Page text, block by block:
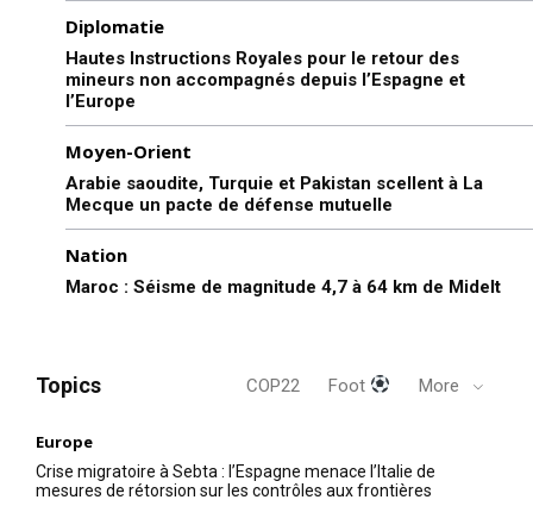
Diplomatie
Hautes Instructions Royales pour le retour des
mineurs non accompagnés depuis l’Espagne et
l’Europe
Moyen-Orient
Arabie saoudite, Turquie et Pakistan scellent à La
Mecque un pacte de défense mutuelle
Nation
Maroc : Séisme de magnitude 4,7 à 64 km de Midelt
Topics COP22 Foot More
Europe
Crise migratoire à Sebta : l’Espagne menace l’Italie de
mesures de rétorsion sur les contrôles aux frontières